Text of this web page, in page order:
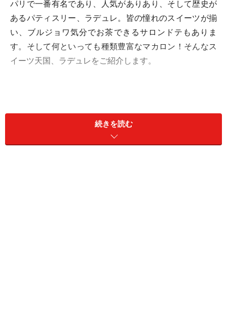
パリで一番有名であり、人気がありあり、そして歴史が
あるパティスリー、ラデュレ。皆の憧れのスイーツが揃
い、ブルジョワ気分でお茶できるサロンドテもありま
す。そして何といっても種類豊富なマカロン！そんなス
イーツ天国、ラデュレをご紹介します。
続きを読む